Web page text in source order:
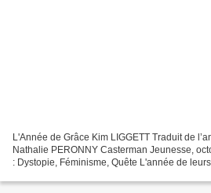
L'Année de Grâce Kim LIGGETT Traduit de
Nathalie PERONNY Casterman Jeunesse,
: Dystopie, Féminisme, Quête L'année de